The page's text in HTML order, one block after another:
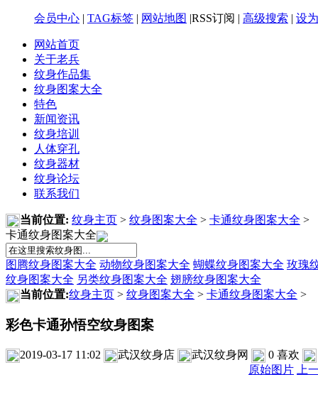
会员中心 | TAG标签 | 网站地图 |RSS订阅 | 高级搜索 | 设
网站首页
关于老兵
纹身作品集
纹身图案大全
特色
新闻资讯
纹身培训
人体穿孔
纹身器材
纹身论坛
联系我们
当前位置: 纹身主页 > 纹身图案大全 > 卡通纹身图案大全 >
卡通纹身图案大全
图腾纹身图案大全 动物纹身图案大全 蝴蝶纹身图案大全 玫瑰
纹身图案大全 另类纹身图案大全 翅膀纹身图案大全
当前位置:纹身主页 > 纹身图案大全 > 卡通纹身图案大全 >
彩色卡通孙悟空纹身图案
2019-03-17 11:02 武汉纹身店 武汉纹身网 0 喜欢
原始图片 上